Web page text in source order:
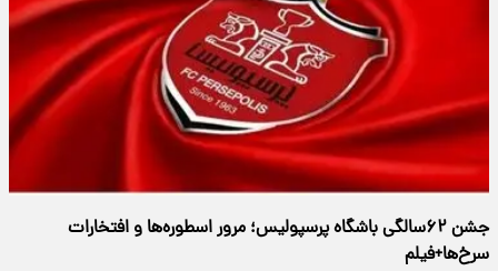
جشن ۶۲سالگی باشگاه پرسپولیس؛ مرور اسطوره‌ها و افتخارات
سرخ‌ها+فیلم